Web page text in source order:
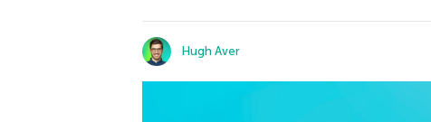
Hugh Aver